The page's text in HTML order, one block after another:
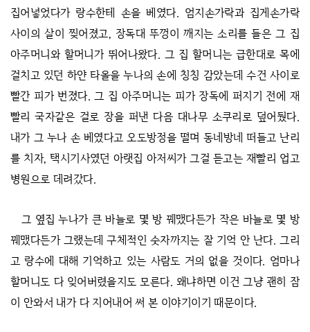
집어넣었다가 랑수한테 손을 베였다. 엄지손가락과 집게손가락
사이의 살이 찢어졌고, 장독대 뚜껑이 깨지는 소리를 들은 그 집
아주머니와 할머니가 뛰어나왔다. 그 집 할머니는 급한대로 목에
걸치고 있던 하얀 타올을 누나의 손에 칭칭 감았는데 수건 사이로
빨간 피가 번졌다. 그 집 아주머니는 피가 장독에 퍼지기 전에 재
빨리 국자같은 걸로 장을 퍼낸 다음 대나무 소쿠리로 덮어뒀다.
내가 그 누나 손 베였다고 오도방정을 떨며 동네방네 떠들고 난리
를 치자, 택시기사였던 아랫집 아저씨가 그걸 듣고는 재빨리 업고
병원으로 데려갔다.
그 옆집 누나가 큰 바늘로 몇 방 꿰맸다든가 작은 바늘로 몇 방
꿰맸다든가 그랬는데 구체적인 숫자까지는 잘 기억 안 난다. 그리
고 랑수에 대해 기억하고 있는 사람도 거의 없을 것이다. 엄마나
할머니도 다 잊어버렸을지도 모른다. 왜냐하면 이건 그냥 괜히 잠
이 안와서 내가 다 지어내어 써 본 이야기이기 때문이다.